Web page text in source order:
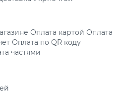
Оплата картой Оплата
Оплата по QR коду
частями